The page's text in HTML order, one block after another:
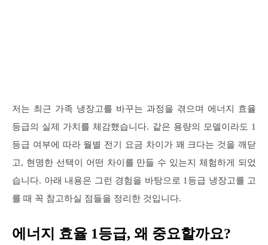
저는 최근 가족 냉장고를 바꾸는 과정을 겪으며 에너지 효율
등급의 실제 가치를 체감했습니다. 같은 용량의 모델이라도 1
등급 여부에 따라 월별 전기 요금 차이가 꽤 크다는 것을 깨닫
고, 현명한 선택이 어떤 차이를 만들 수 있는지 체험하게 되었
습니다. 아래 내용은 그런 경험을 바탕으로 1등급 냉장고를 고
를 때 꼭 참고하실 점들을 정리한 것입니다.
에너지 효율 1등급, 왜 중요할까요?